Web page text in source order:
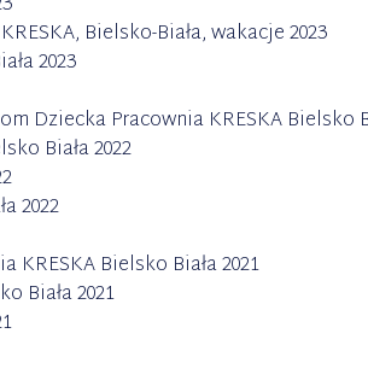
Bielsko-Biała, wakacje 2023
2023
Dziecka Pracownia KRESKA Bielsko
Biała 2022
2022
Bielsko Biała 2021
Biała 2021